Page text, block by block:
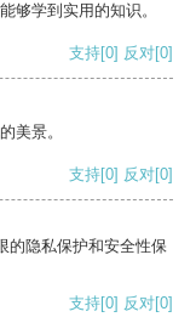
够学到实用的知识。
支持[0] 反对[0]
美景。
支持[0] 反对[0]
的隐私保护和安全性保
支持[0] 反对[0]